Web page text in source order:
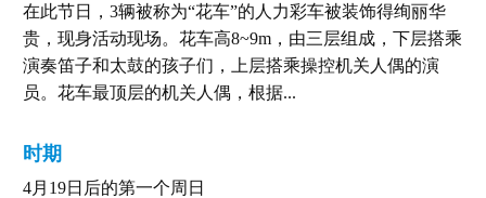
在此节日，3辆被称为“花车”的人力彩车被装饰得绚丽华
贵，现身活动现场。花车高8~9m，由三层组成，下层搭乘
演奏笛子和太鼓的孩子们，上层搭乘操控机关人偶的演
员。花车最顶层的机关人偶，根据...
时期
4月19日后的第一个周日